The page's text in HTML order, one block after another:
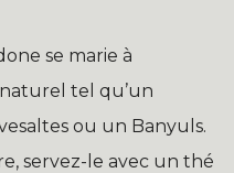
se marie à
tel qu’un
ou un Banyuls.
servez-le avec un thé